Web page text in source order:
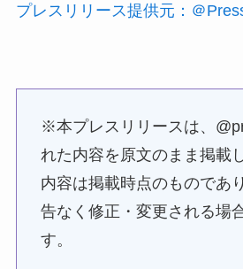
プレスリリース提供元：＠
※本プレスリリースは、
れた内容を原文のまま掲載
内容は掲載時点のものであ
告なく修正・変更される場
す。